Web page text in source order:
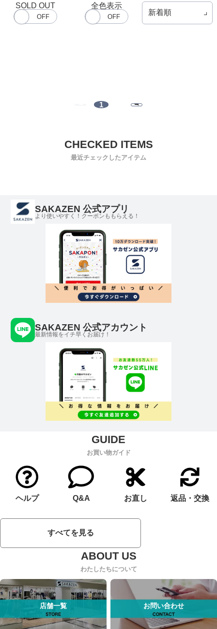
SOLD OUT 全色表示
1
最近チェックしたアイテム
SAKAZEN 公式アプリ
より使いやすく！クーポンももらえる！
SAKAZEN 公式アカウント
最新情報をイチ早くお届け！
お買い物ガイド
ヘルプ Q&A お直し 返品・交換
すべてを見る
わたしたちについて
店舗一覧 お問い合わせ